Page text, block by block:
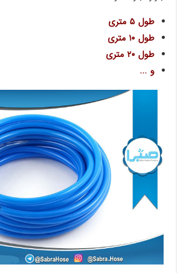
طول ۵ متری
طول ۱۰ متری
طول ۲۰ متری
و …